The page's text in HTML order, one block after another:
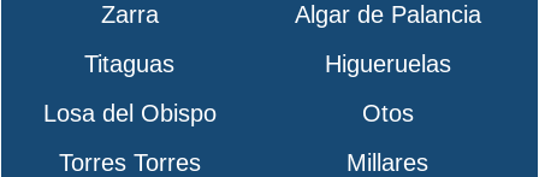
Zarra
Algar de Palancia
Titaguas
Higueruelas
Losa del Obispo
Otos
Torres Torres
Millares